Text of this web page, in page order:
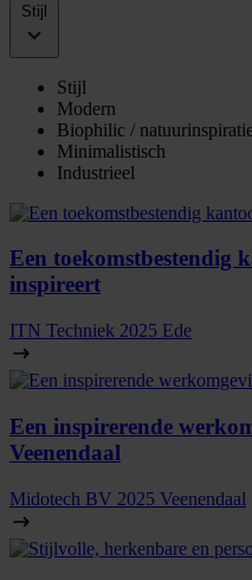
Stijl
Stijl
Modern
Biophilic /
Minimalistisch
Industrieel
Een toekomstbestendig
inspireert
ITN Techniek 2025 Ede
Een inspirerende
Veenendaal
Midotech BV 2025 Veenendaal